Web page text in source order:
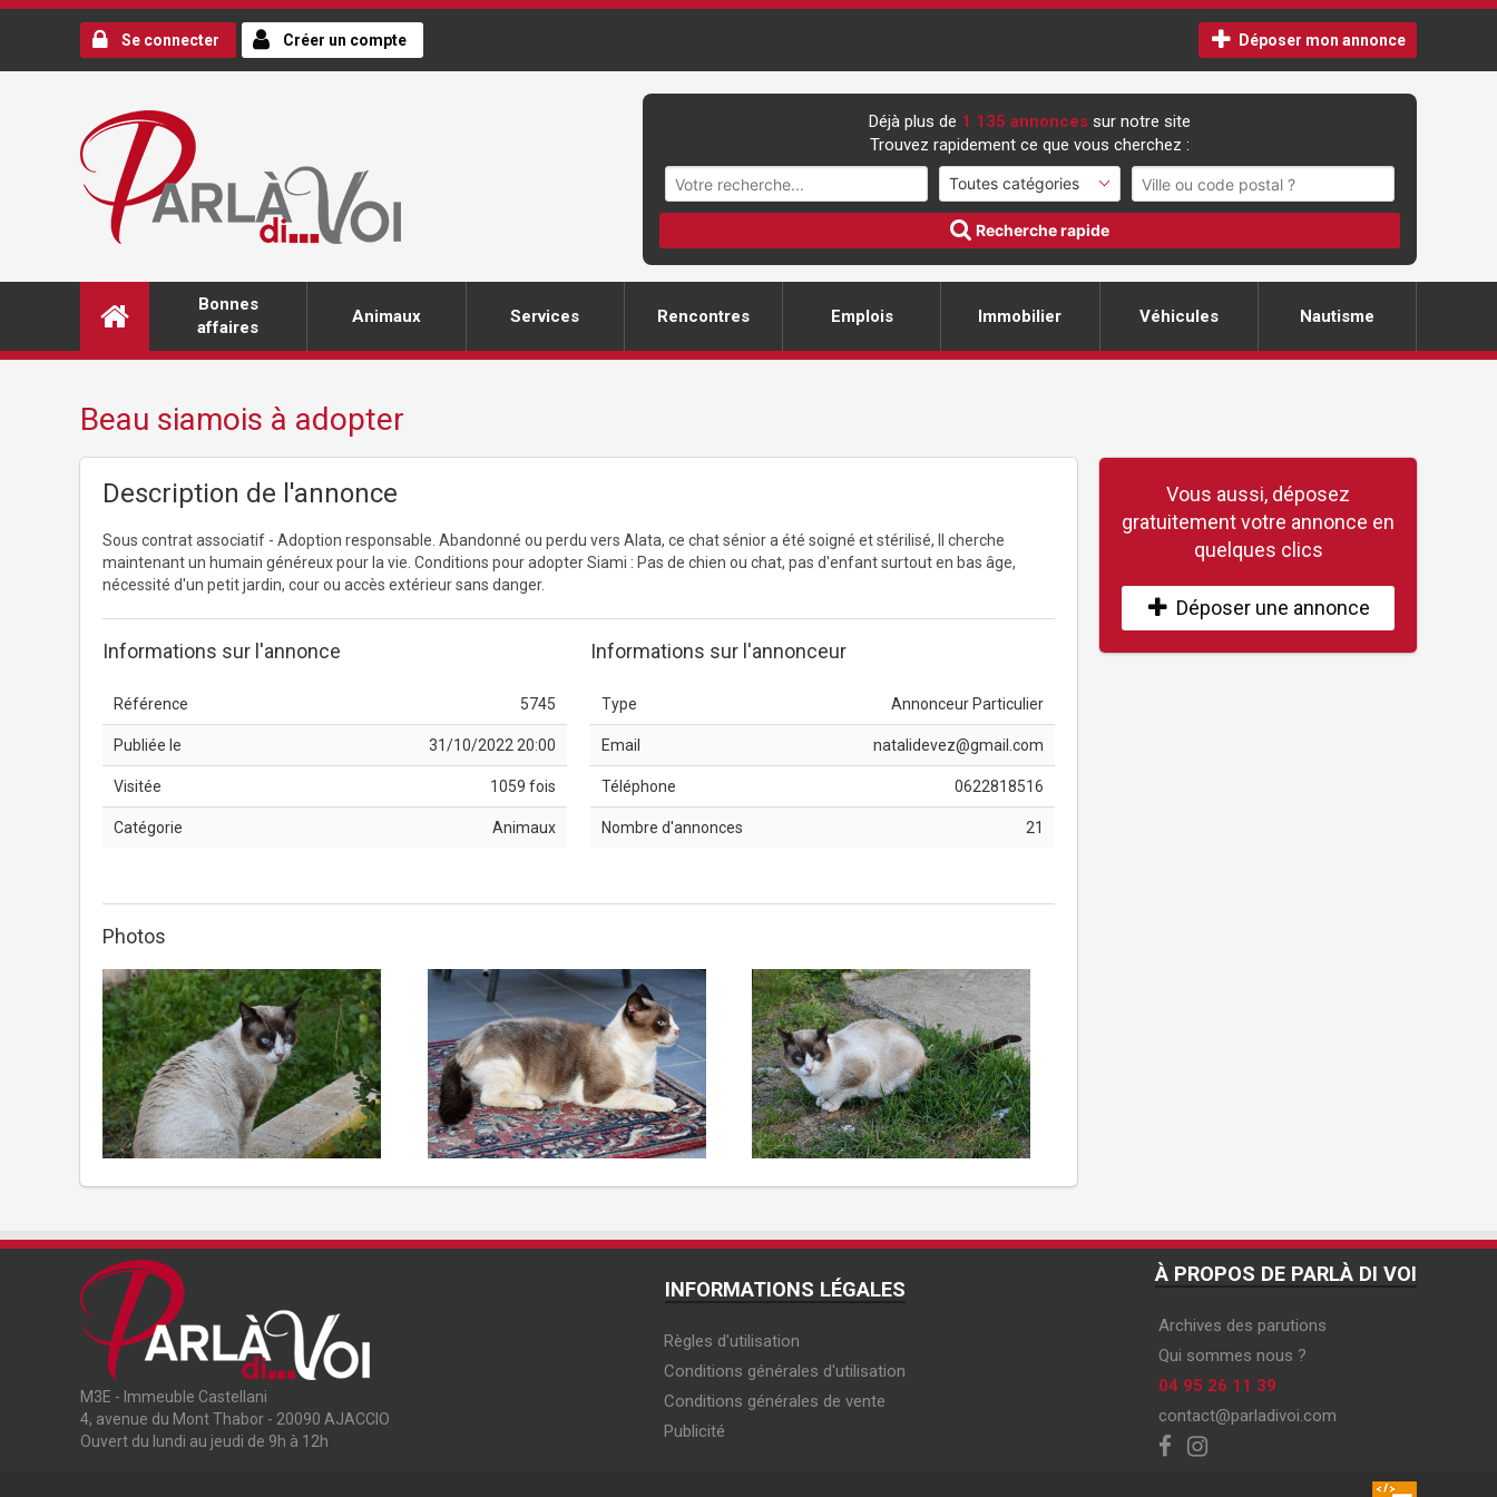
Se connecter Créer un compte Déposer mon annonce
Déjà plus de 1 135 annonces sur notre site
Trouvez rapidement ce que vous cherchez :
Recherche rapide
Bonnes
affaires
Animaux Services Rencontres Emplois Immobilier Véhicules Nautisme
Beau siamois à adopter
Description de l'annonce
Sous contrat associatif - Adoption responsable. Abandonné ou perdu vers Alata, ce chat sénior a été soigné et stérilisé, Il cherche
maintenant un humain généreux pour la vie. Conditions pour adopter Siami : Pas de chien ou chat, pas d'enfant surtout en bas âge,
nécessité d'un petit jardin, cour ou accès extérieur sans danger.
Informations sur l'annonce
Référence 5745
Publiée le 31/10/2022 20:00
Visitée 1059 fois
Catégorie Animaux
Informations sur l'annonceur
Type Annonceur Particulier
Email natalidevez@gmail.com
Téléphone 0622818516
Nombre d'annonces 21
Photos
Vous aussi, déposez
gratuitement votre annonce en
quelques clics
Déposer une annonce
M3E - Immeuble Castellani
4, avenue du Mont Thabor - 20090 AJACCIO
Ouvert du lundi au jeudi de 9h à 12h
INFORMATIONS LÉGALES
Règles d'utilisation
Conditions générales d'utilisation
Conditions générales de vente
Publicité
À PROPOS DE PARLÀ DI VOI
Archives des parutions
Qui sommes nous ?
04 95 26 11 39
contact@parladivoi.com